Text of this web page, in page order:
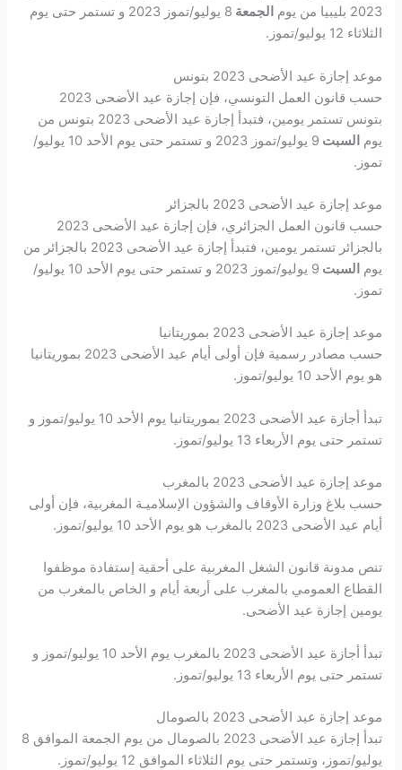
2023 بليبيا من يوم
الجمعة
8 يوليو/تموز 2023 و تستمر حتى يوم
الثلاثاء 12 يوليو/تموز.
موعد إجازة عيد الأضحى 2023 بتونس
حسب قانون العمل التونسي، فإن إجازة عيد الأضحى 2023
بتونس تستمر يومين، فتبدأ إجازة عيد الأضحى 2023 بتونس من
يوم السبت
9 يوليو/تموز 2023 و تستمر حتى يوم الأحد 10 يوليو/
تموز.
موعد إجازة عيد الأضحى 2023 بالجزائر
حسب قانون العمل الجزائري، فإن إجازة عيد الأضحى 2023
بالجزائر تستمر يومين، فتبدأ إجازة عيد الأضحى 2023 بالجزائر من
يوم السبت
9 يوليو/تموز 2023 و تستمر حتى يوم الأحد 10 يوليو/
تموز.
موعد إجازة عيد الأضحى 2023 بموريتانيا
حسب مصادر رسمية فإن أولى أيام عيد الأضحى 2023 بموريتانيا
هو يوم الأحد 10 يوليو/تموز.
تبدأ أجازة عيد الأضحى 2023 بموريتانيا يوم الأحد 10 يوليو/تموز و
تستمر حتى يوم الأربعاء 13 يوليو/تموز.
موعد إجازة عيد الأضحى 2023 بالمغرب
حسب بلاغ وزارة الأوقاف والشؤون الإسلاميـة المغربية، فإن أولى
أيام عيد الأضحى 2023 بالمغرب هو يوم الأحد 10 يوليو/تموز.
تنص مدونة قانون الشغل المغربية على أحقية إستفادة موظفوا
القطاع العمومي بالمغرب على أربعة أيام و الخاص بالمغرب من
يومين إجازة عيد الأضحى.
تبدأ أجازة عيد الأضحى 2023 بالمغرب يوم الأحد 10 يوليو/تموز و
تستمر حتى يوم الأربعاء 13 يوليو/تموز.
موعد إجازة عيد الأضحى 2023 بالصومال
تبدأ إجازة عيد الأضحى 2023 بالصومال من يوم الجمعة الموافق 8
يوليو/تموز، وتستمر حتى يوم الثلاثاء الموافق 12 يوليو/تموز.